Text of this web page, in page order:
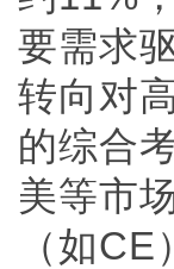
要需求
转向对
的综合
美等市
（如